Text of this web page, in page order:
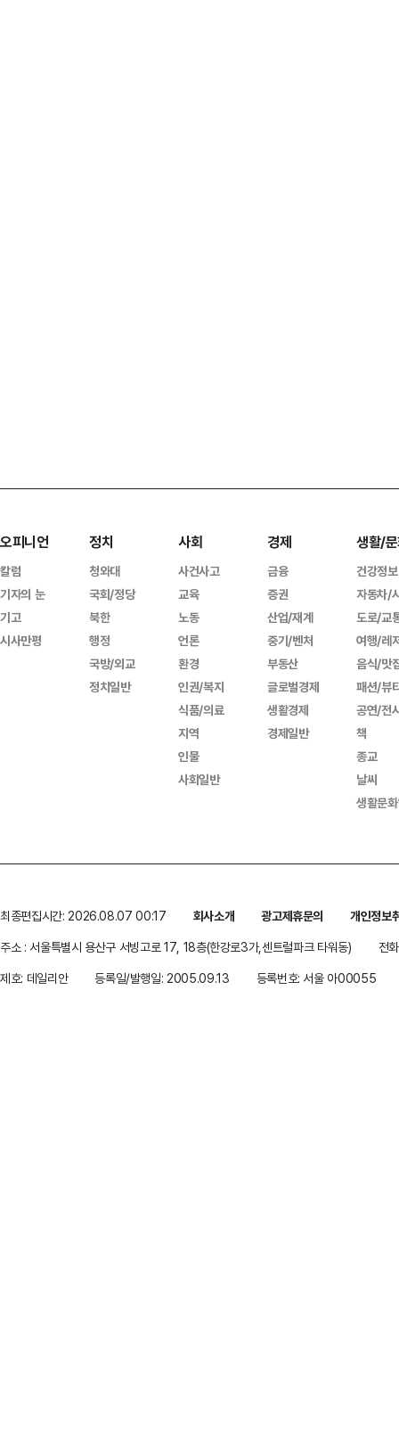
오피니언
칼럼
기자의 눈
기고
시사만평
정치
청와대
국회/정당
북한
행정
국방/외교
정치일반
사회
사건사고
교육
노동
언론
환경
인권/복지
식품/의료
지역
인물
사회일반
경제
금융
증권
산업/재계
중기/벤처
부동산
글로벌경제
생활경제
경제일반
생활/
건강정보
자동차/
도로/교
여행/레
음식/맛
패션/뷰
공연/전
책
종교
날씨
생활문
최종편집시간: 2026.08.07 00:17 회사소개 광고제휴문의
개인정보
주소 : 서울특별시 용산구 서빙고로 17, 18층(한강로3가,센트럴파크 타워동)
전
제호: 데일리안
등록일/발행일: 2005.09.13 등록번호: 서울 아00055